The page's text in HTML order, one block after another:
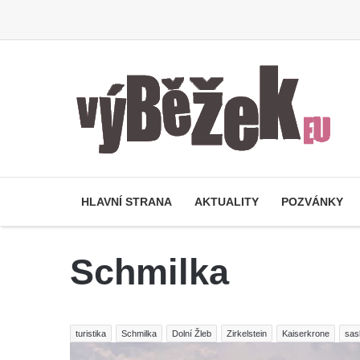
HLAVNÍ STRANA AKTUALITY POZVÁNKY
Schmilka
turistika Schmilka Dolní Žleb Zirkelstein Kaiserkrone